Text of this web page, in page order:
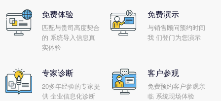
免费体验
匹配与贵司高度契合
的 系统导入信息真
实体验
免费演示
与销售顾问预约时间
我 们登门为您演示
专家诊断
20多年经验的专家提
供 企业信息化诊断
客户参观
免费预约客户参观亲
临 系统现场体验